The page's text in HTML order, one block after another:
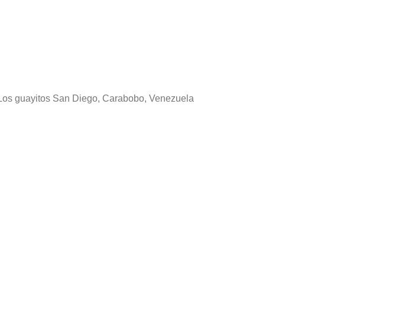
guayitos San Diego, Carabobo, Venezuela